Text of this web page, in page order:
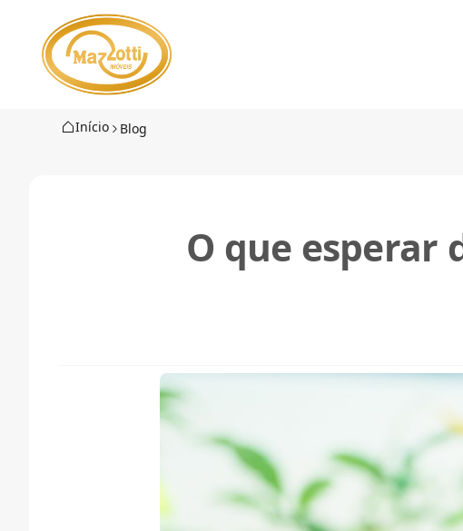
Início Blog
O que esperar